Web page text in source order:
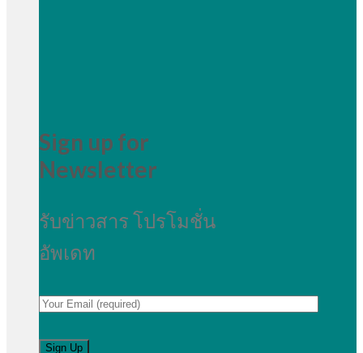
Sign up for
Newsletter
รับข่าวสาร โปรโมชั่น
อัพเดท